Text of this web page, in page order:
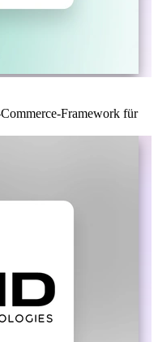
Framework für